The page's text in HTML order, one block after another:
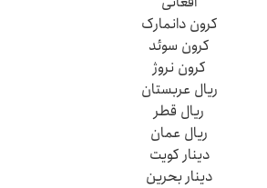
کرون دانمارک
کرون سوئد
کرون نروژ
ریال عربستان
ریال قطر
ریال عمان
دینار کویت
دینار بحرین